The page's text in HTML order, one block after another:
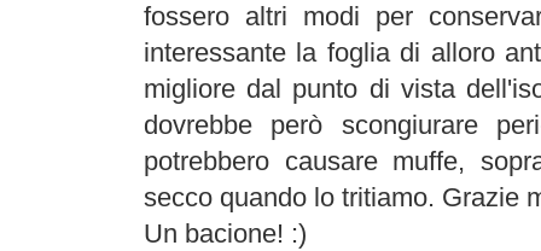
fossero altri modi per
interessante la foglia di alloro
migliore dal punto di vista
dovrebbe però scongiurare
potrebbero causare muffe,
secco quando lo tritiamo. Grazie
Un bacione! :)